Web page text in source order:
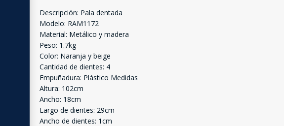
Descripción: Pala dentada
Modelo: RAM1172
Material: Metálico y madera
Peso: 1.7kg
Color: Naranja y beige
Cantidad de dientes: 4
Empuñadura: Plástico Medidas
Altura: 102cm
Ancho: 18cm
Largo de dientes: 29cm
Ancho de dientes: 1cm